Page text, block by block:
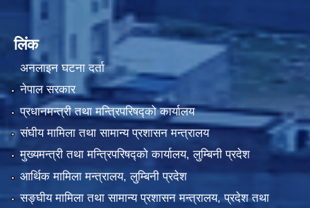
लिंक
अनलाइन घटना दर्ता
नेपाल सरकार
प्रधानमन्त्री तथा मन्त्रिपरिषद्को कार्यालय
संघीय मामिला तथा सामान्य प्रशासन मन्त्रालय
मुख्यमन्त्री तथा मन्त्रिपरिषद्को कार्यालय, लुम्बिनी प्रदेश
आर्थिक मामिला मन्त्रालय, लुम्बिनी प्रदेश
सङ्घीय मामिला तथा सामान्य प्रशासन मन्त्रालय, प्रदेश तथा